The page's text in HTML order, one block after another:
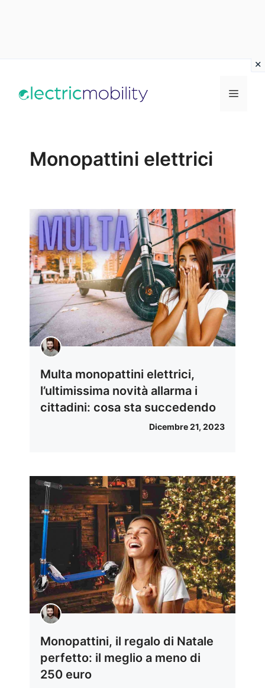
Menu
Monopattini elettrici
Multa monopattini elettrici,
l’ultimissima novità allarma i
cittadini: cosa sta succedendo
Dicembre 21, 2023
Monopattini, il regalo di Natale
perfetto: il meglio a meno di
250 euro